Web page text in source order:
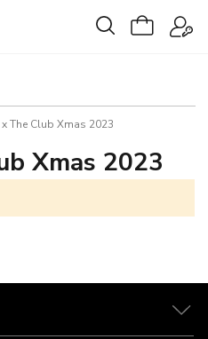
x The Club Xmas 2023
Xmas 2023